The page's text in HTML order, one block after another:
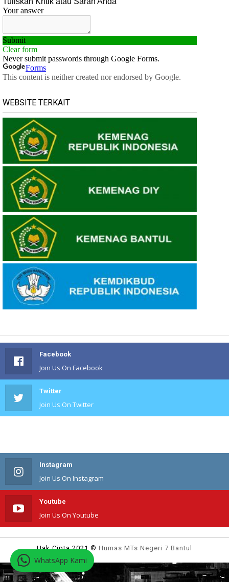
WEBSITE TERKAIT
Facebook
Join Us On Facebook
Twitter
Join Us On Twitter
Instagram
Join Us On Instagram
Youtube
Join Us On Youtube
Hak Cipta 2021 © Humas MTs Negeri 7 Bantul
WhatsApp Kami